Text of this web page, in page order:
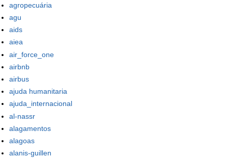
agropecuária
agu
aids
aiea
air_force_one
airbnb
airbus
ajuda humanitaria
ajuda_internacional
al-nassr
alagamentos
alagoas
alanis-guillen